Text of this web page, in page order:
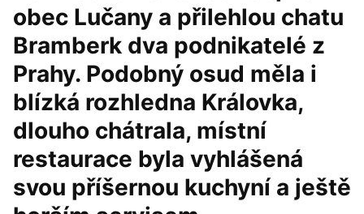
obec Lučany a přilehlou chatu
Bramberk dva podnikatelé z
Prahy. Podobný osud měla i
blízká rozhledna Královka,
dlouho chátrala, místní
restaurace byla vyhlášená
svou příšernou kuchyní a ještě